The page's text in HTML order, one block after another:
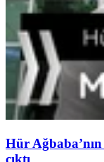
Hür
çıktı